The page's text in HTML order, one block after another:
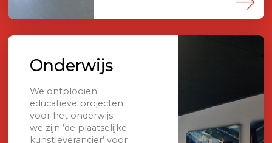
Onderwijs
We ontplooien
educatieve projecten
voor het onderwijs;
we zijn ‘de plaatselijke
kunstleverancier’ voor